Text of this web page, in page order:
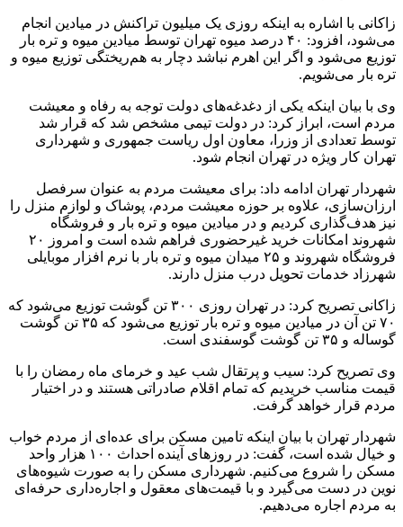
زاکانی با اشاره به اینکه روزی یک میلیون تراکنش در میادین انجام
می‌شود، افزود: ۴۰ درصد میوه تهران توسط میادین میوه و تره بار
توزیع می‌شود و اگر این اهرم نباشد دچار به هم‌ریختگی توزیع میوه و
تره بار می‌شویم.
وی با بیان اینکه یکی از دغدغه‌های دولت توجه به رفاه و معیشت
مردم است، ابراز کرد: در دولت تیمی مشخص شد که قرار شد
توسط تعدادی از وزرا، معاون اول ریاست جمهوری و شهرداری
تهران کار ویژه در تهران انجام شود.
شهردار تهران ادامه داد: برای معیشت مردم به عنوان سرفصل
ارزان‌سازی، علاوه بر حوزه معیشت مردم، پوشاک و لوازم منزل را
نیز هدف‌گذاری کردیم و در میادین میوه و تره بار و فروشگاه
شهروند امکانات خرید غیرحضوری فراهم شده است و امروز ۲۰
فروشگاه شهروند و ۲۵ میدان میوه و تره بار با نرم افزار موبایلی
شهرزاد خدمات تحویل درب منزل دارند.
زاکانی تصریح کرد: در تهران روزی ۳۰۰ تن گوشت توزیع می‌شود که
۷۰ تن آن در میادین میوه و تره بار توزیع می‌شود که ۳۵ تن گوشت
گوساله و ۳۵ تن گوشت گوسفندی است.
وی تصریح کرد: سیب و پرتقال شب عید و خرمای ماه رمضان را با
قیمت مناسب خریدیم که تمام اقلام صادراتی هستند و در اختیار
مردم قرار خواهد گرفت.
شهردار تهران با بیان اینکه تامین مسکن برای عده‌ای از مردم خواب
و خیال شده است، گفت: در روزهای آینده احداث ۱۰۰ هزار واحد
مسکن را شروع می‌کنیم. شهرداری مسکن را به صورت شیوه‌های
نوین در دست می‌گیرد و با قیمت‌های معقول و اجاره‌داری حرفه‌ای
به مردم اجاره می‌دهیم.